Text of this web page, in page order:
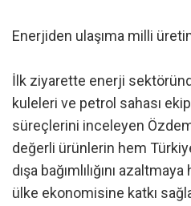
Enerjiden ulaşıma milli
İlk ziyarette enerji
kuleleri ve petrol sahası
süreçlerini inceleyen
değerli ürünlerin hem
dışa bağımlılığını
ülke ekonomisine katkı